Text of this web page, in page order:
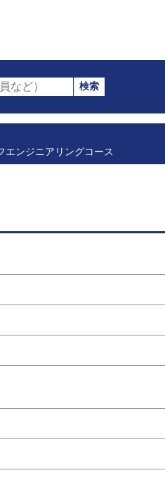
など）
検索
エンジニアリングコース